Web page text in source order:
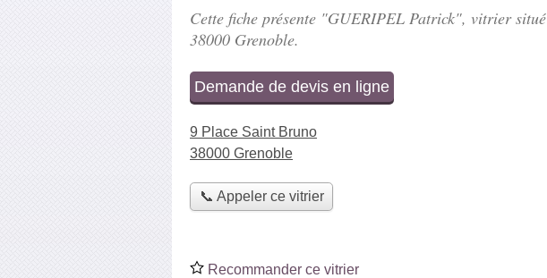
Cette fiche présente "GUERIPEL Patrick", vitrier situé
38000 Grenoble.
Demande de devis en ligne
9 Place Saint Bruno
38000 Grenoble
📞 Appeler ce vitrier
Recommander ce vitrier